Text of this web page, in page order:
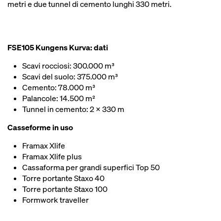
metri e due tunnel di cemento lunghi 330 metri.
FSE105 Kungens Kurva: dati
Scavi rocciosi: 300.000 m³
Scavi del suolo: 375.000 m³
Cemento: 78.000 m³
Palancole: 14.500 m²
Tunnel in cemento: 2 x 330 m
Casseforme in uso
Framax Xlife
Framax Xlife plus
Cassaforma per grandi superfici Top 50
Torre portante Staxo 40
Torre portante Staxo 100
Formwork traveller